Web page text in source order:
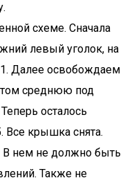
схеме. Сначала
левый уголок, на
Далее освобождаем
среднюю под
осталось
Все крышка снята.
В нем не должно быть
Также не